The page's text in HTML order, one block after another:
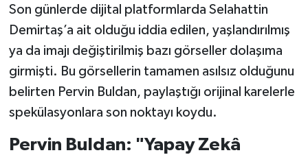
Son günlerde dijital platformlarda Selahattin
Demirtaş’a ait olduğu iddia edilen, yaşlandırılmış
ya da imajı değiştirilmiş bazı görseller dolaşıma
girmişti. Bu görsellerin tamamen asılsız olduğunu
belirten Pervin Buldan, paylaştığı orijinal karelerle
spekülasyonlara son noktayı koydu.
Pervin Buldan: "Yapay Zekâ
YAŞAM